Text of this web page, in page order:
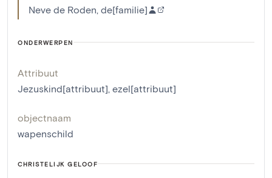
Neve de Roden, de[familie]
ONDERWERPEN
Attribuut
Jezuskind[attribuut], ezel[attribuut]
objectnaam
wapenschild
CHRISTELIJK GELOOF